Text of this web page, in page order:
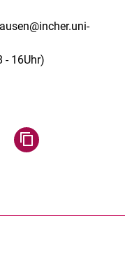
- 16Uhr)
teilen
WhatsApp teilen
Seite über Facebook